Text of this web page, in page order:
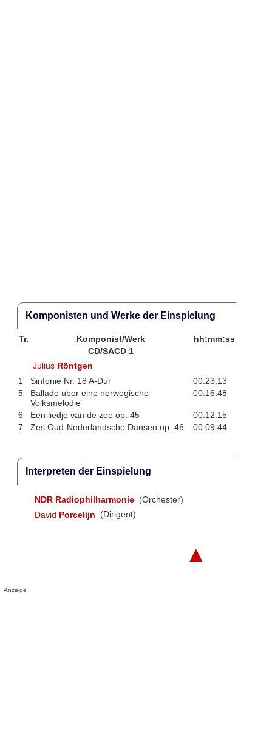
Komponisten und Werke der Einspielung
Tr. Komponist/Werk
hh:mm:ss
CD/SACD 1
Julius Röntgen
1
Sinfonie Nr. 18 A-Dur
00:23:13
5
Ballade über eine norwegische
Volksmelodie
00:16:48
6 Een liedje van de zee op. 45
00:12:15
7
Zes Oud-Nederlandsche Dansen op. 46 00:09:44
Interpreten der Einspielung
NDR Radiophilharmonie (Orchester)
David Porcelijn (Dirigent)
▲
Anzeige